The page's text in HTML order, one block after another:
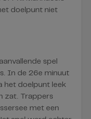
doelpunt niet
spel
In de 26e minuut
het doelpunt leek
zat. Trappers
met een